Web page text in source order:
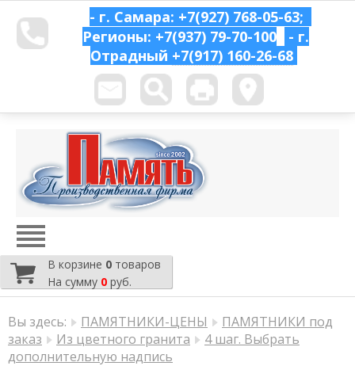
- г. Самара: +7(927) 768-05-63;
Регионы: +7(937) 79-70-100
- г.
Отрадный +7(917) 160-26-68
В корзине 0 товаров
На сумму 0 руб.
Вы здесь: ПАМЯТНИКИ-ЦЕНЫ
ПАМЯТНИКИ под
заказ
Из цветного гранита
4 шаг. Выбрать
дополнительную надпись